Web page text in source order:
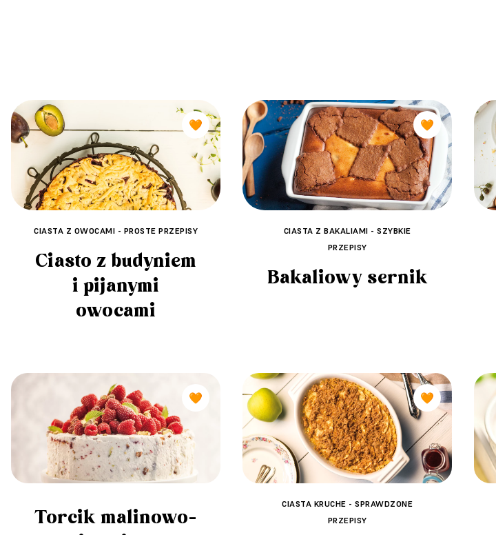
🧡
CIASTA Z OWOCAMI - PROSTE PRZEPISY
Ciasto z budyniem
i pijanymi
owocami
🧡
CIASTA Z BAKALIAMI - SZYBKIE
PRZEPISY
Bakaliowy sernik
🧡
Torcik malinowo-
🧡
CIASTA KRUCHE - SPRAWDZONE
PRZEPISY